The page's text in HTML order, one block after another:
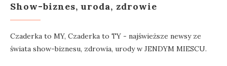
Show-biznes, uroda, zdrowie
Czaderka to MY, Czaderka to TY - najświeższe newsy ze
świata show-biznesu, zdrowia, urody w JENDYM MIESCU.